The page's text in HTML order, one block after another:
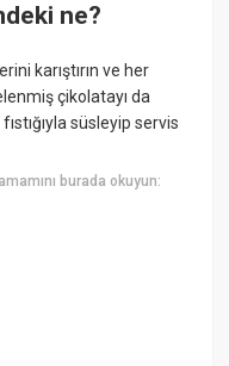
ne?
karıştırın ve her
çikolatayı da
süsleyip servis
burada okuyun: